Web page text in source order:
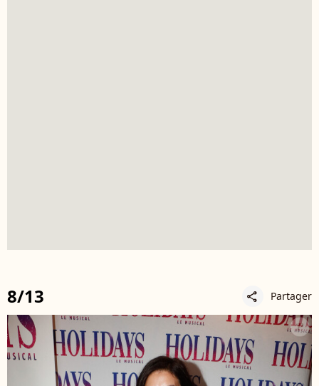
8/13 share Partager